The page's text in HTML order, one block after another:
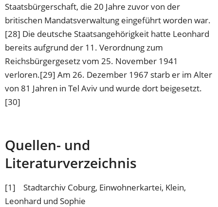
Staatsbürgerschaft, die 20 Jahre zuvor von der
britischen Mandatsverwaltung eingeführt worden war.
[28] Die deutsche Staatsangehörigkeit hatte Leonhard
bereits aufgrund der 11. Verordnung zum
Reichsbürgergesetz vom 25. November 1941
verloren.[29] Am 26. Dezember 1967 starb er im Alter
von 81 Jahren in Tel Aviv und wurde dort beigesetzt.
[30]
Quellen- und
Literaturverzeichnis
[1] Stadtarchiv Coburg, Einwohnerkartei, Klein,
Leonhard und Sophie